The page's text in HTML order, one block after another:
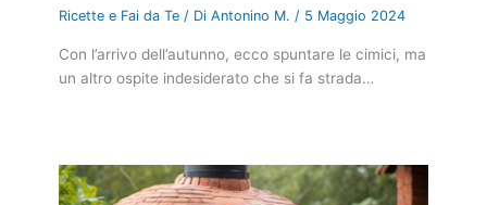
Ricette e Fai da Te / DiAntonino M./ 5 Maggio 2024
Con l’arrivo dell’autunno, ecco spuntare le cimici, ma
un altro ospite indesiderato che si fa strada…